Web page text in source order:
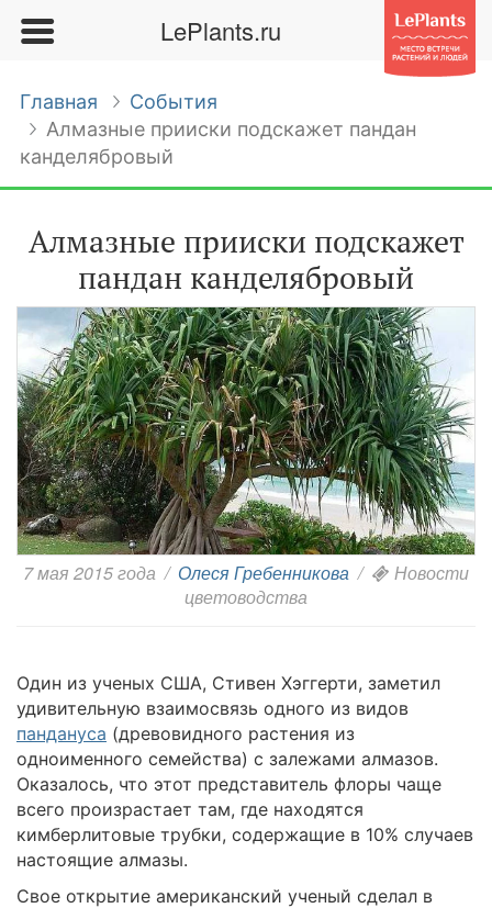
LePlants.ru
Главная
События
Алмазные прииски подскажет пандан
канделябровый
Алмазные прииски подскажет
пандан канделябровый
7 мая 2015 года / Олеся Гребенникова /
Новости
цветоводства
Один из ученых США, Стивен Хэггерти, заметил
удивительную взаимосвязь одного из видов
пандануса (древовидного растения из
одноименного семейства) с залежами алмазов.
Оказалось, что этот представитель флоры чаще
всего произрастает там, где находятся
кимберлитовые трубки, содержащие в 10% случаев
настоящие алмазы.
Свое открытие американский ученый сделал в